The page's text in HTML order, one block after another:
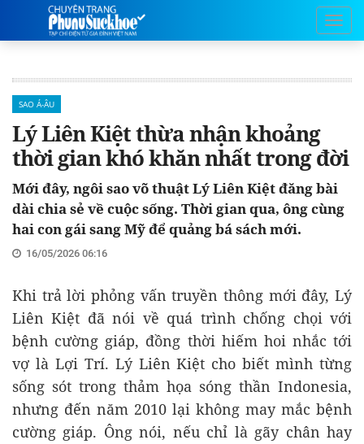
SAO Á-ÂU
Lý Liên Kiệt thừa nhận khoảng
thời gian khó khăn nhất trong đời
Mới đây, ngôi sao võ thuật Lý Liên Kiệt đăng bài
dài chia sẻ về cuộc sống. Thời gian qua, ông cùng
hai con gái sang Mỹ để quảng bá sách mới.
16/05/2026 06:16
Khi trả lời phỏng vấn truyền thông mới đây, Lý
Liên Kiệt đã nói về quá trình chống chọi với
bệnh cường giáp, đồng thời hiếm hoi nhắc tới
vợ là Lợi Trí. Lý Liên Kiệt cho biết mình từng
sống sót trong thảm họa sóng thần Indonesia,
nhưng đến năm 2010 lại không may mắc bệnh
cường giáp. Ông nói, nếu chỉ là gãy chân hay